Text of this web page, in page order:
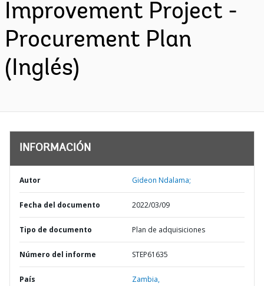
Improvement Project -
Procurement Plan
(Inglés)
INFORMACIÓN
Autor Gideon Ndalama;
Fecha del documento 2022/03/09
Tipo de documento Plan de adquisiciones
Número del informe STEP61635
País Zambia,